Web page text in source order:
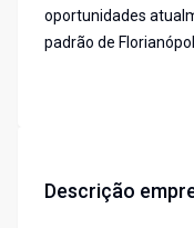
oportunidades
padrão de
Descrição